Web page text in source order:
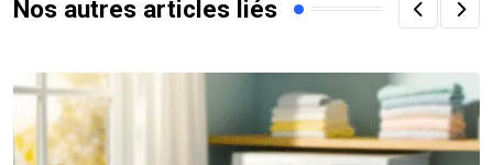
Nos autres articles liés